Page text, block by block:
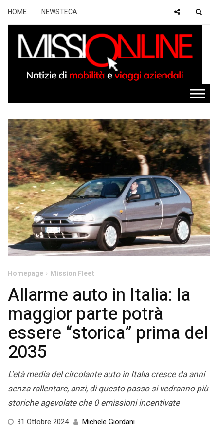
HOME NEWSTECA
Homepage Mission Fleet
Allarme auto in Italia: la
maggior parte potrà
essere “storica” prima del
2035
L'età media del circolante auto in Italia cresce da anni
senza rallentare, anzi, di questo passo si vedranno più
storiche agevolate che 0 emissioni incentivate
31 Ottobre 202431 Michele Giordani